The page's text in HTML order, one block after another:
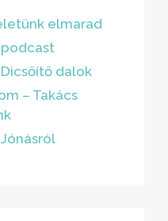
elmarad
dalok
– Takács